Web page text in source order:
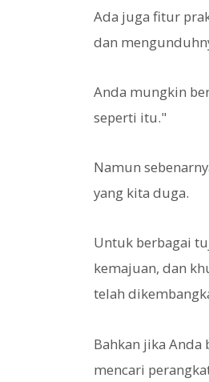
Ada juga fitur
dan
Anda mungkin
seperti itu."
Namun
yang kita duga.
Untuk berbagai
kemajuan, dan
telah
Bahkan jika Anda
mencari